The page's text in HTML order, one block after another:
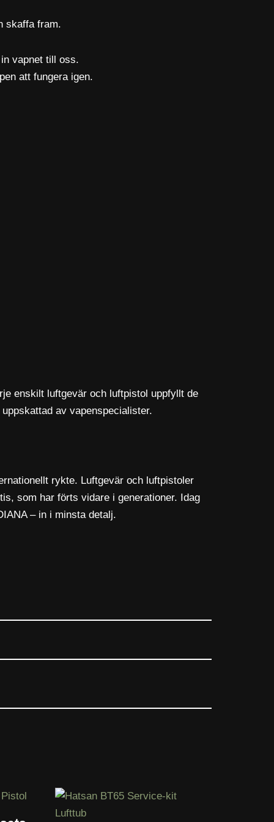
skaffa fram.
vapnet till oss.
att fungera igen.
enskilt luftgevär och luftpistol uppfyllt de
av vapenspecialister.
rykte. Luftgevär och luftpistoler
som har förts vidare i generationer. Idag
– in i minsta detalj.